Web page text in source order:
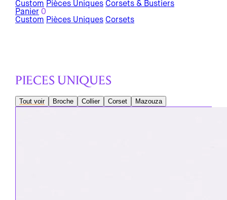
Custom Pièces Uniques Corsets & Bustiers
Panier 0
Custom Pièces Uniques Corsets
PIECES UNIQUES
Tout voir Broche Collier Corset Mazouza